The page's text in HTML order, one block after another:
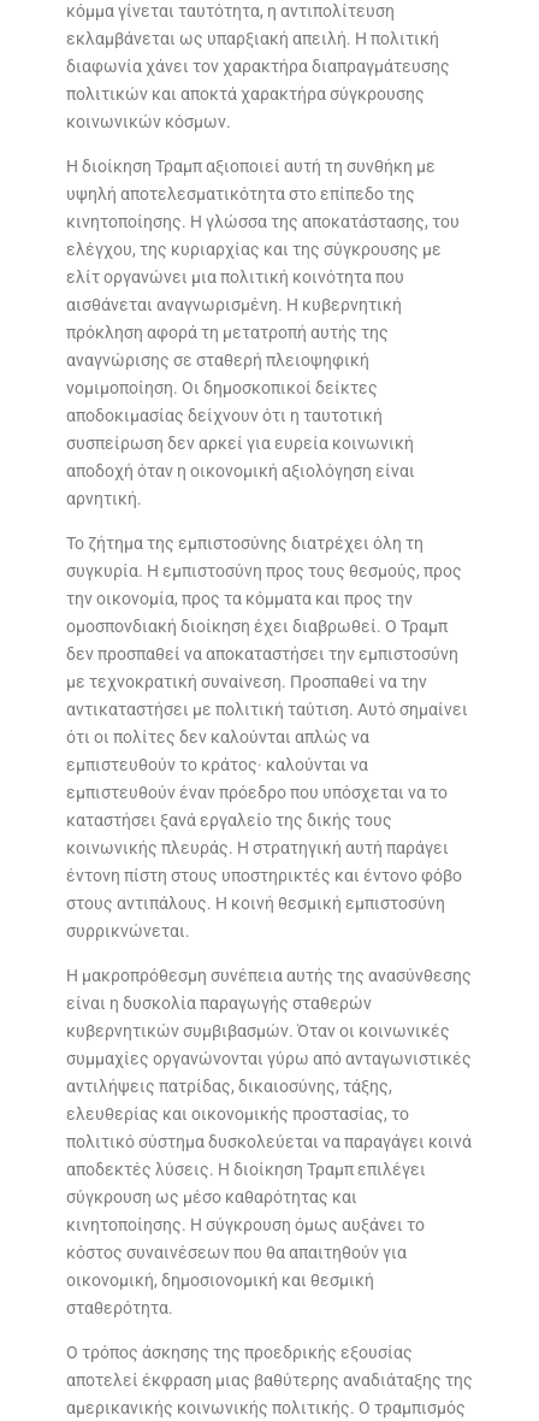
κόμμα γίνεται ταυτότητα, η αντιπολίτευση
εκλαμβάνεται ως υπαρξιακή απειλή. Η πολιτική
διαφωνία χάνει τον χαρακτήρα διαπραγμάτευσης
πολιτικών και αποκτά χαρακτήρα σύγκρουσης
κοινωνικών κόσμων.
Η διοίκηση Τραμπ αξιοποιεί αυτή τη συνθήκη με
υψηλή αποτελεσματικότητα στο επίπεδο της
κινητοποίησης. Η γλώσσα της αποκατάστασης, του
ελέγχου, της κυριαρχίας και της σύγκρουσης με
ελίτ οργανώνει μια πολιτική κοινότητα που
αισθάνεται αναγνωρισμένη. Η κυβερνητική
πρόκληση αφορά τη μετατροπή αυτής της
αναγνώρισης σε σταθερή πλειοψηφική
νομιμοποίηση. Οι δημοσκοπικοί δείκτες
αποδοκιμασίας δείχνουν ότι η ταυτοτική
συσπείρωση δεν αρκεί για ευρεία κοινωνική
αποδοχή όταν η οικονομική αξιολόγηση είναι
αρνητική.
Το ζήτημα της εμπιστοσύνης διατρέχει όλη τη
συγκυρία. Η εμπιστοσύνη προς τους θεσμούς, προς
την οικονομία, προς τα κόμματα και προς την
ομοσπονδιακή διοίκηση έχει διαβρωθεί. Ο Τραμπ
δεν προσπαθεί να αποκαταστήσει την εμπιστοσύνη
με τεχνοκρατική συναίνεση. Προσπαθεί να την
αντικαταστήσει με πολιτική ταύτιση. Αυτό σημαίνει
ότι οι πολίτες δεν καλούνται απλώς να
εμπιστευθούν το κράτος· καλούνται να
εμπιστευθούν έναν πρόεδρο που υπόσχεται να το
καταστήσει ξανά εργαλείο της δικής τους
κοινωνικής πλευράς. Η στρατηγική αυτή παράγει
έντονη πίστη στους υποστηρικτές και έντονο φόβο
στους αντιπάλους. Η κοινή θεσμική εμπιστοσύνη
συρρικνώνεται.
Η μακροπρόθεσμη συνέπεια αυτής της ανασύνθεσης
είναι η δυσκολία παραγωγής σταθερών
κυβερνητικών συμβιβασμών. Όταν οι κοινωνικές
συμμαχίες οργανώνονται γύρω από ανταγωνιστικές
αντιλήψεις πατρίδας, δικαιοσύνης, τάξης,
ελευθερίας και οικονομικής προστασίας, το
πολιτικό σύστημα δυσκολεύεται να παραγάγει κοινά
αποδεκτές λύσεις. Η διοίκηση Τραμπ επιλέγει
σύγκρουση ως μέσο καθαρότητας και
κινητοποίησης. Η σύγκρουση όμως αυξάνει το
κόστος συναινέσεων που θα απαιτηθούν για
οικονομική, δημοσιονομική και θεσμική
σταθερότητα.
Ο τρόπος άσκησης της προεδρικής εξουσίας
αποτελεί έκφραση μιας βαθύτερης αναδιάταξης της
αμερικανικής κοινωνικής πολιτικής. Ο τραμπισμός